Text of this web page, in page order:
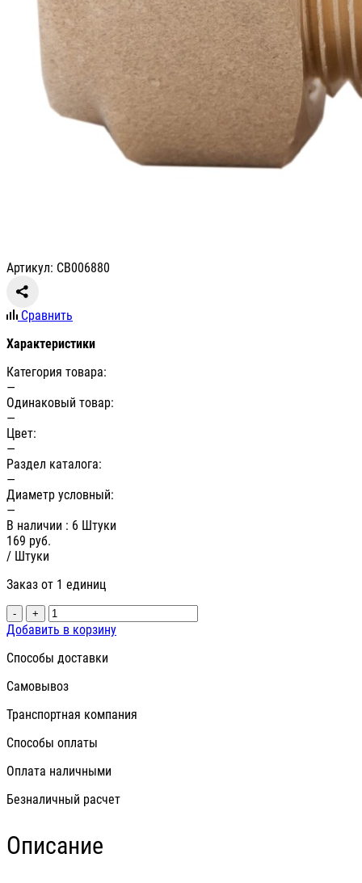
Артикул: СВ006880
Сравнить
Характеристики
Категория товара:
—
Одинаковый товар:
—
Цвет:
—
Раздел каталога:
—
Диаметр условный:
—
В наличии : 6 Штуки
169 руб.
/ Штуки
Заказ от 1 единиц
- +
Добавить в корзину
Способы доставки
Самовывоз
Транспортная компания
Способы оплаты
Оплата наличными
Безналичный расчет
Описание